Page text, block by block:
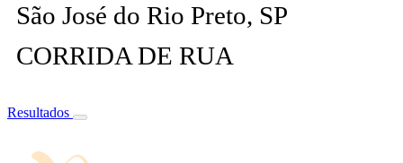
São José do Rio Preto, SP
CORRIDA DE RUA
Resultados